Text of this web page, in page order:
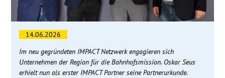
14.06.2026
Im neu gegründeten IMPACT Netzwerk engagieren sich
Unternehmen der Region für die Bahnhofsmission. Oskar Seus
erhielt nun als erster IMPACT Partner seine Partnerurkunde.